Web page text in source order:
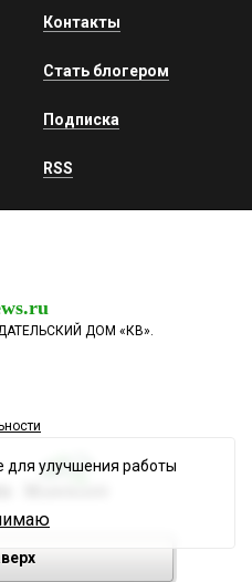
Контакты
Стать блогером
Подписка
RSS
ДОМ «КВ».
улучшения работы